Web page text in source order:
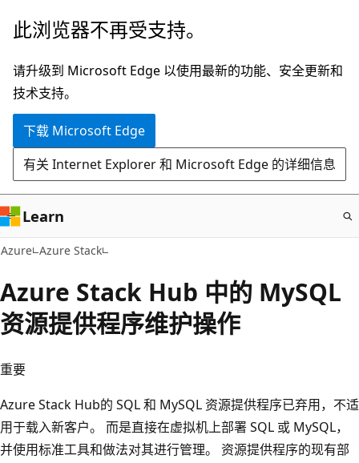
跳
主
要
内
此浏览器不再受支持。
请升级到 Microsoft Edge 以使用最新的功能、安全更新和
技术支持。
下载 Microsoft Edge
有关 Internet Explorer 和 Microsoft Edge 的详细信息
Learn
Azure Azure Stack
Azure Stack Hub 中的 MySQL
资源提供程序维护操作
重要
Azure Stack Hub的 SQL 和 MySQL 资源提供程序已弃用，不适
用于载入新客户。 而是直接在虚拟机上部署 SQL 或 MySQL，
并使用标准工具和做法对其进行管理。 资源提供程序的现有部